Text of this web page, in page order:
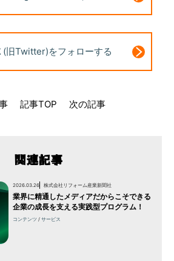
(旧Twitter)をフォローする
記事TOP 次の記事
関連記事
2026.03.26 株式会社リフォーム産業新聞社
業界に精通したメディアだからこそできる
企業の成長を支える実践型プログラム！
コンテンツ サービス